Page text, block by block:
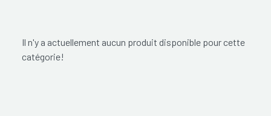
Il n'y a actuellement aucun produit disponible pour cette
catégorie!